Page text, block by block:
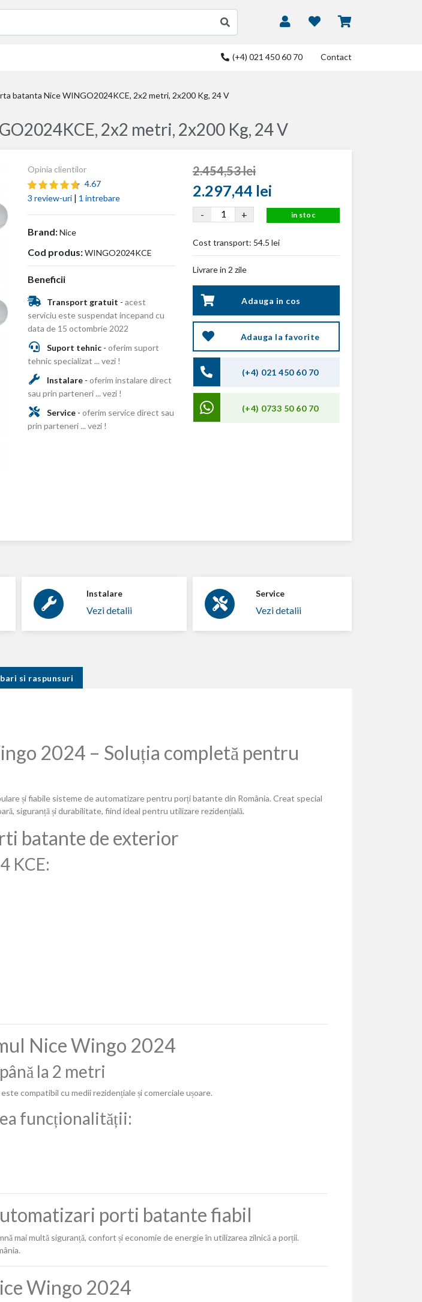
(+4) 021 450 60 70 Contact
batanta Nice WINGO2024KCE, 2x2 metri, 2x200 Kg, 24 V
2x2 metri, 2x200 Kg, 24 V
Opinia clientilor
4.67
3 review-uri | 1 intrebare
Brand:Nice
Cod produs:WINGO2024KCE
Beneficii
Transport gratuit - acest
serviciu este suspendat incepand cu
data de 15 octombrie 2022
Suport tehnic- oferim suport
tehnic specializat ... vezi !
Instalare- oferim instalare direct
sau prin parteneri ... vezi !
Service- oferim service direct sau
prin parteneri ... vezi !
2.454,53 lei
2.297,44 lei
- + in stoc
Cost transport: 54.5 lei
Livrare in 2 zile
Adauga in cos
Adauga la favorite
(+4) 021 450 60 70
(+4) 0733 50 60 70
Instalare
Vezi detalii
Service
Vezi detalii
si raspunsuri
2024 – Soluția completă pentru
și fiabile sisteme de automatizare pentru porți batante din România. Creat special
siguranță și durabilitate, fiind ideal pentru utilizare rezidențială.
batante de exterior
KCE:
Nice Wingo 2024
la 2 metri
compatibil cu medii rezidențiale și comerciale ușoare.
funcționalității:
porti batante fiabil
mai multă siguranță, confort și economie de energie în utilizarea zilnică a porții.
Wingo 2024